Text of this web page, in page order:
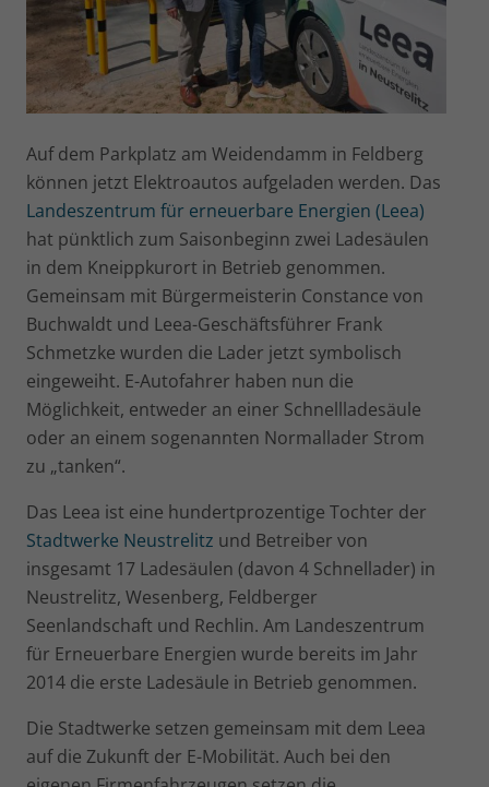
Auf dem Parkplatz am Weidendamm in Feldberg
können jetzt Elektroautos aufgeladen werden. Das
Landeszentrum für erneuerbare Energien (Leea)
hat pünktlich zum Saisonbeginn zwei Ladesäulen
in dem Kneippkurort in Betrieb genommen.
Gemeinsam mit Bürgermeisterin Constance von
Buchwaldt und Leea-Geschäftsführer Frank
Schmetzke wurden die Lader jetzt symbolisch
eingeweiht. E-Autofahrer haben nun die
Möglichkeit, entweder an einer Schnellladesäule
oder an einem sogenannten Normallader Strom
zu „tanken“.
Das Leea ist eine hundertprozentige Tochter der
Stadtwerke Neustrelitz und Betreiber von
insgesamt 17 Ladesäulen (davon 4 Schnellader) in
Neustrelitz, Wesenberg, Feldberger
Seenlandschaft und Rechlin. Am Landeszentrum
für Erneuerbare Energien wurde bereits im Jahr
2014 die erste Ladesäule in Betrieb genommen.
Die Stadtwerke setzen gemeinsam mit dem Leea
auf die Zukunft der E-Mobilität. Auch bei den